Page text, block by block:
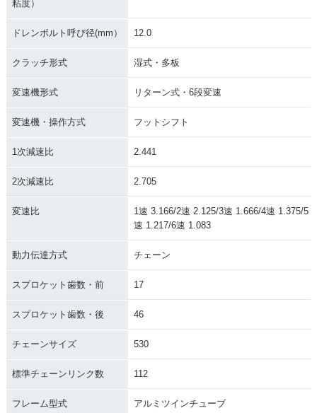
粘度）
ドレンボルト呼び径(mm） 12.0
クラッチ形式 湿式・多板
変速機形式 リターン式・6段変速
変速機・操作方式 フットシフト
1次減速比 2.441
2次減速比 2.705
変速比
1速 3.166/2速 2.125/3速 1.666/4速 1.375/5
速 1.217/6速 1.083
動力伝達方式 チェーン
スプロケット歯数・前 17
スプロケット歯数・後 46
チェーンサイズ 530
標準チェーンリンク数 112
フレーム型式 アルミツインチューブ